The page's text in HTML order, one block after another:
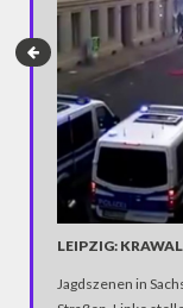
LEIPZIG:
Jagdszenen in